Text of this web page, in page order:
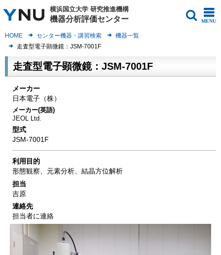
横浜国立大学 研究推進機構
機器分析評価センター MENU
HOME センター機器・講習検索
機器一覧
走査型電子顕微鏡：JSM-7001F
走査型電子顕微鏡：JSM-7001F
メーカー
日本電子（株）
メーカー(英語)
JEOL Ltd.
型式
JSM-7001F
利用目的
形態観察、元素分析、結晶方位解析
担当
吉原
連絡先
担当者に連絡